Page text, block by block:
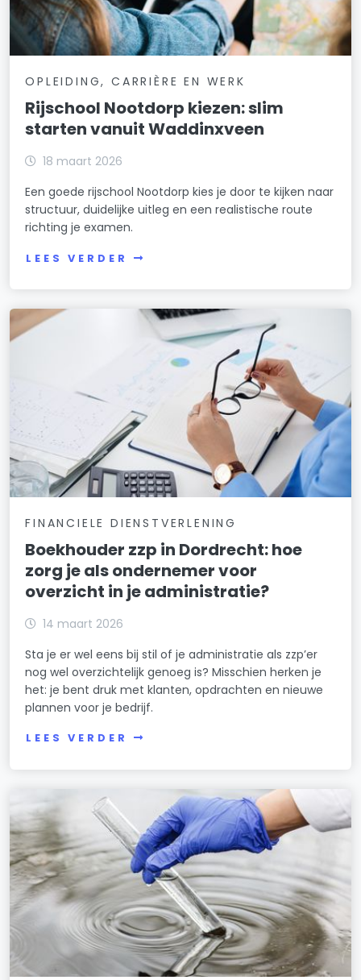
OPLEIDING, CARRIÈRE EN WERK
Rijschool Nootdorp kiezen: slim
starten vanuit Waddinxveen
18 maart 2026
Een goede rijschool Nootdorp kies je door te kijken naar
structuur, duidelijke uitleg en een realistische route
richting je examen.
LEES VERDER
FINANCIELE DIENSTVERLENING
Boekhouder zzp in Dordrecht: hoe
zorg je als ondernemer voor
overzicht in je administratie?
14 maart 2026
Sta je er wel eens bij stil of je administratie als zzp’er
nog wel overzichtelijk genoeg is? Misschien herken je
het: je bent druk met klanten, opdrachten en nieuwe
plannen voor je bedrijf.
LEES VERDER